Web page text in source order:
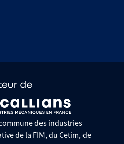
des industries
de la FIM, du Cetim, de